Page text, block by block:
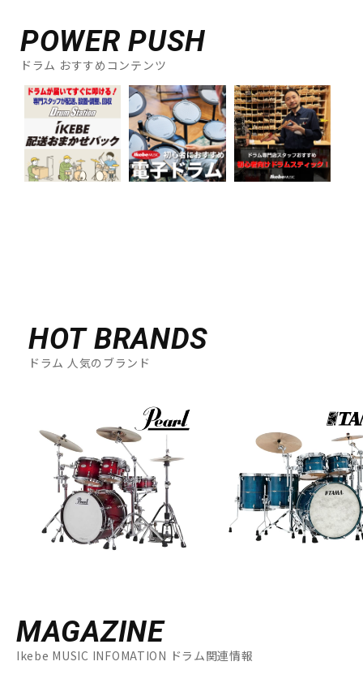
POWER PUSH
ドラム おすすめコンテンツ
HOT BRANDS
ドラム 人気のブランド
MAGAZINE
Ikebe MUSIC INFOMATION ドラム関連情報